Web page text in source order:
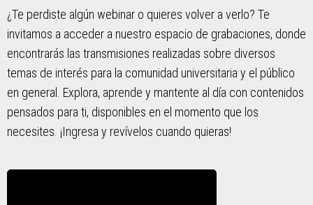
¿Te perdiste algún webinar o quieres volver a verlo? Te
invitamos a acceder a nuestro espacio de grabaciones, donde
encontrarás las transmisiones realizadas sobre diversos
temas de interés para la comunidad universitaria y el público
en general. Explora, aprende y mantente al día con contenidos
pensados para ti, disponibles en el momento que los
necesites. ¡Ingresa y revívelos cuando quieras!